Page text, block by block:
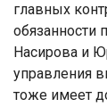
главных
обязанности
Насирова и
управления
тоже имеет